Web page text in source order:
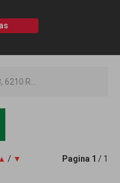
▲ / ▼ Pagina 1 / 1